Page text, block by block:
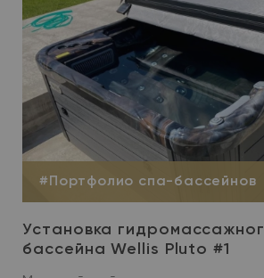
#Портфолио спа-бассейнов
Установка
бассейна Wellis Pluto #1